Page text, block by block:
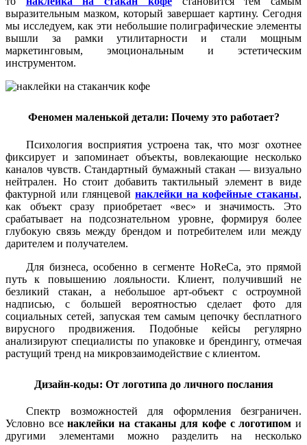
выразительным мазком, который завершает картину. Сегодня
мы исследуем, как эти небольшие полиграфические элементы
вышли за рамки утилитарности и стали мощным
маркетинговым, эмоциональным и эстетическим
инструментом.
Феномен маленькой детали: Почему это работает?
Психология восприятия устроена так, что мозг охотнее
фиксирует и запоминает объекты, вовлекающие несколько
каналов чувств. Стандартный бумажный стакан — визуально
нейтрален. Но стоит добавить тактильный элемент в виде
фактурной или глянцевой наклейки на кофейные стаканы,
как объект сразу приобретает «вес» и значимость. Это
срабатывает на подсознательном уровне, формируя более
глубокую связь между брендом и потребителем или между
дарителем и получателем.
Для бизнеса, особенно в сегменте HoReCa, это прямой
путь к повышению лояльности. Клиент, получивший не
безликий стакан, а небольшое арт-объект с остроумной
надписью, с большей вероятностью сделает фото для
социальных сетей, запуская тем самым цепочку бесплатного
вирусного продвижения. Подобные кейсы регулярно
анализируют специалисты по упаковке и брендингу, отмечая
растущий тренд на микровзаимодействие с клиентом.
Дизайн-коды: От логотипа до личного послания
Спектр возможностей для оформления безграничен.
Условно всенаклейки на стаканы для кофе с логотипом и
другими элементами можно разделить на несколько